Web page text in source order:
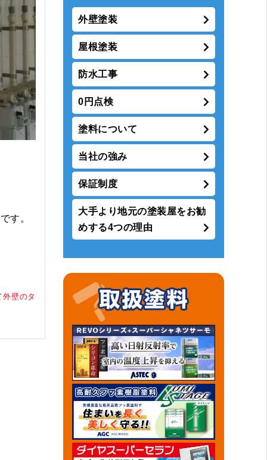
す。
壁のタ
外壁塗装
屋根塗装
防水工事
0円点検
塗料について
当社の強み
保証制度
大手より地元の塗装屋をお勧
めする4つの理由